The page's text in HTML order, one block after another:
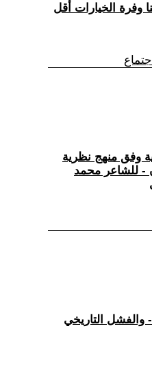
وفرة الخيارات أقل
وفق منهج نظرية
- للشاعر محمد
والفشل التاريخي